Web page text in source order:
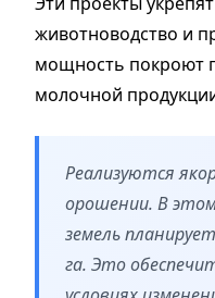
животноводство и
мощность покроют
молочной
Реализуются
орошении. В
земель
га. Это